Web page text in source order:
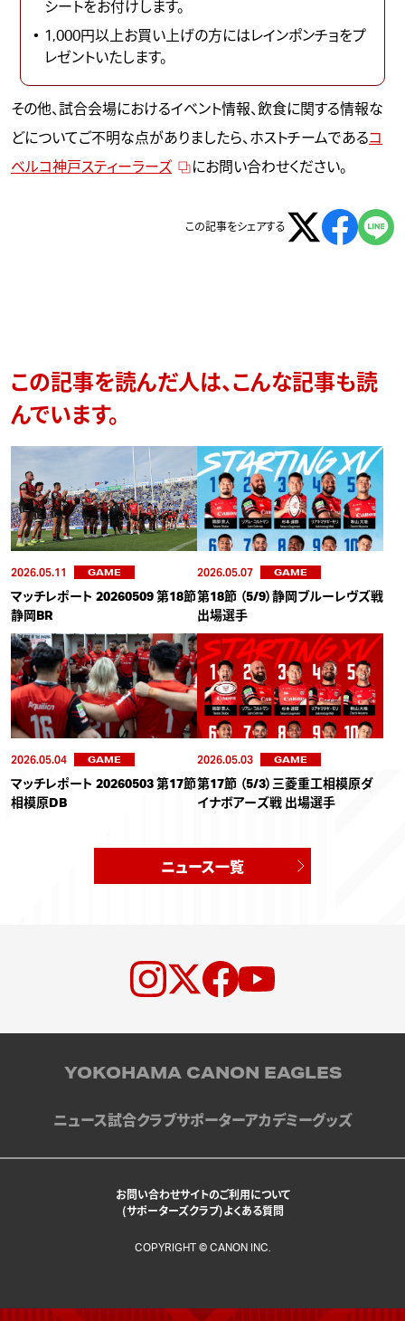
シートをお付けします。
1,000円以上お買い上げの方にはレインポンチョをプ
レゼントいたします。
その他、試合会場におけるイベント情報、飲食に関する情報な
どについてご不明な点がありましたら、ホストチームであるコ
ベルコ神戸スティーラーズ
にお問い合わせください。
この記事をシェアする
この記事を読んだ人は、こんな記事も読
んでいます。
2026.05.11 GAME
マッチレポート 20260509 第18節
静岡BR
2026.05.07 GAME
第18節 （5/9）静岡ブルーレヴズ戦
出場選手
2026.05.04 GAME
マッチレポート 20260503 第17節
相模原DB
2026.05.03 GAME
第17節 （5/3）三菱重工相模原ダ
イナボアーズ戦 出場選手
ニュース一覧
YOKOHAMA CANON EAGLES
ニュース試合クラブサポーターアカデミーグッズ
お問い合わせサイトのご利用について
(サポーターズクラブ)よくある質問
COPYRIGHT © CANON INC.